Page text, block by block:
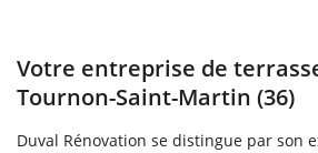
Votre entreprise de
Tournon-Saint-Martin (36)
Duval Rénovation se distingue par son